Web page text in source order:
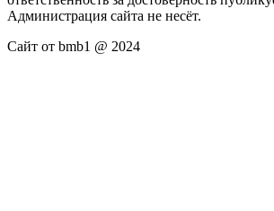
Администрация сайта не несёт.
Сайт от bmb1 @ 2024